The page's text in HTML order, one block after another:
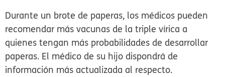
Durante un brote de paperas, los médicos pueden
recomendar más vacunas de la triple vírica a
quienes tengan más probabilidades de desarrollar
paperas. El médico de su hijo dispondrá de
información más actualizada al respecto.